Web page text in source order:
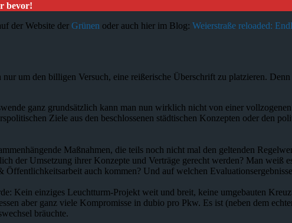
bevor!
der Website der Grünen oder auch hier im Blog: Weierstraße reloaded:
um den billigen Versuch, eine reißerische Überschrift zu platzieren.
ganz grundsätzlich kann man nun wirklich nicht von einer
Ziele aus den beschlossenen städtischen Konzepten oder den
Maßnahmen, die teils noch nicht mal den geltenden
der Umsetzung ihrer Konzepte und Verträge gerecht werden? Man weiß
auch kommen? Und auf welchen
Kein einziges Leuchtturm-Projekt weit und breit, keine umgebauten
aber ganz viele Kompromisse in dubio pro Pkw. Es ist (neben dem
bräuchte.